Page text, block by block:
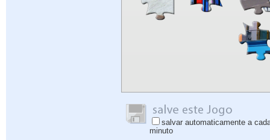
salvar automaticamente a
minuto